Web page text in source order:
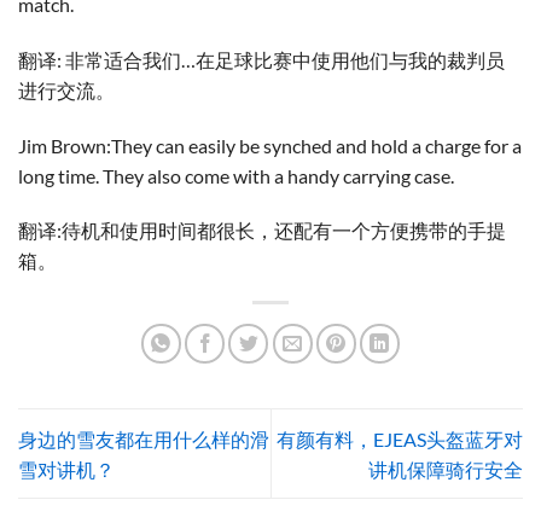
翻译: 非常适合我们…在足球比赛中使用他们与我的裁判员
进行交流。
Jim Brown:They can easily be synched and hold a charge for a
long time. They also come with a handy carrying case.
翻译:待机和使用时间都很长，还配有一个方便携带的手提
箱。
身边的雪友都在用什么样的滑
雪对讲机？
有颜有料，EJEAS头盔蓝牙对
讲机保障骑行安全